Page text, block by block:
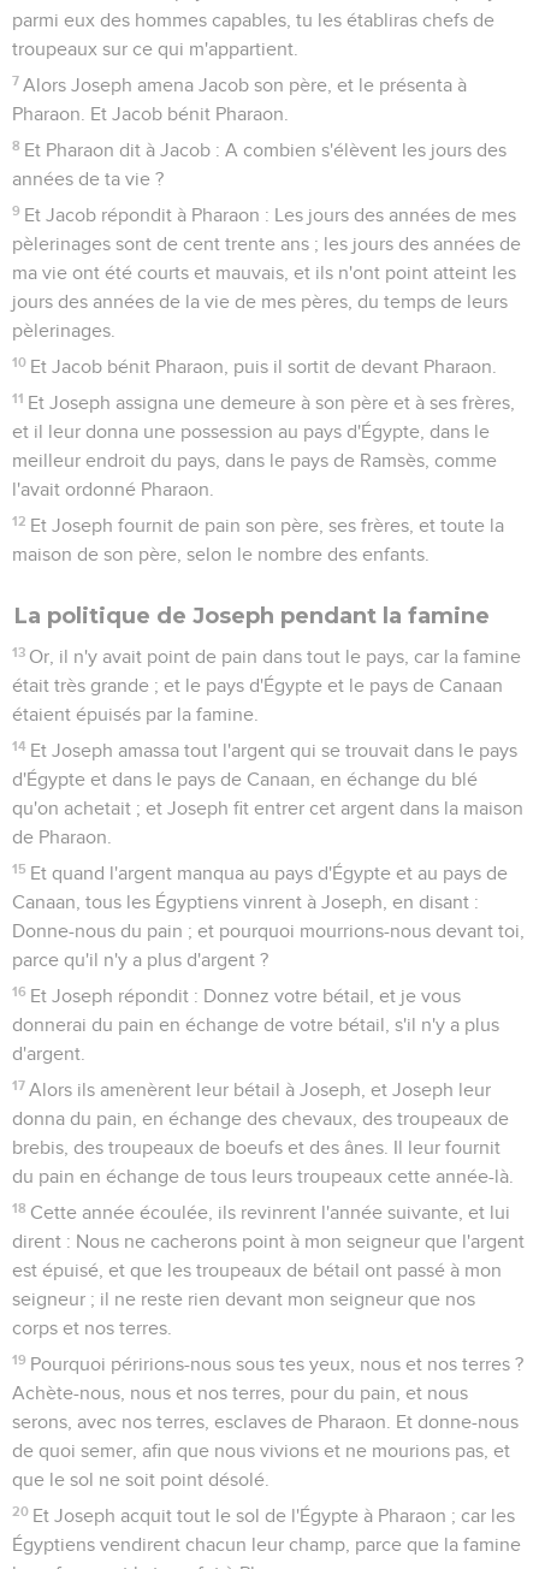
parmi eux des hommes capables, tu les établiras chefs de
troupeaux sur ce qui m'appartient.
7 Alors Joseph amena Jacob son père, et le présenta à
Pharaon. Et Jacob bénit Pharaon.
8 Et Pharaon dit à Jacob : A combien s'élèvent les jours des
années de ta vie ?
9 Et Jacob répondit à Pharaon : Les jours des années de mes
pèlerinages sont de cent trente ans ; les jours des années de
ma vie ont été courts et mauvais, et ils n'ont point atteint les
jours des années de la vie de mes pères, du temps de leurs
pèlerinages.
10 Et Jacob bénit Pharaon, puis il sortit de devant Pharaon.
11 Et Joseph assigna une demeure à son père et à ses frères,
et il leur donna une possession au pays d'Égypte, dans le
meilleur endroit du pays, dans le pays de Ramsès, comme
l'avait ordonné Pharaon.
12 Et Joseph fournit de pain son père, ses frères, et toute la
maison de son père, selon le nombre des enfants.
La politique de Joseph pendant la famine
13 Or, il n'y avait point de pain dans tout le pays, car la famine
était très grande ; et le pays d'Égypte et le pays de Canaan
étaient épuisés par la famine.
14 Et Joseph amassa tout l'argent qui se trouvait dans le pays
d'Égypte et dans le pays de Canaan, en échange du blé
qu'on achetait ; et Joseph fit entrer cet argent dans la maison
de Pharaon.
15 Et quand l'argent manqua au pays d'Égypte et au pays de
Canaan, tous les Égyptiens vinrent à Joseph, en disant :
Donne-nous du pain ; et pourquoi mourrions-nous devant toi,
parce qu'il n'y a plus d'argent ?
16 Et Joseph répondit : Donnez votre bétail, et je vous
donnerai du pain en échange de votre bétail, s'il n'y a plus
d'argent.
17 Alors ils amenèrent leur bétail à Joseph, et Joseph leur
donna du pain, en échange des chevaux, des troupeaux de
brebis, des troupeaux de boeufs et des ânes. Il leur fournit
du pain en échange de tous leurs troupeaux cette année-là.
18 Cette année écoulée, ils revinrent l'année suivante, et lui
dirent : Nous ne cacherons point à mon seigneur que l'argent
est épuisé, et que les troupeaux de bétail ont passé à mon
seigneur ; il ne reste rien devant mon seigneur que nos
corps et nos terres.
19 Pourquoi péririons-nous sous tes yeux, nous et nos terres ?
Achète-nous, nous et nos terres, pour du pain, et nous
serons, avec nos terres, esclaves de Pharaon. Et donne-nous
de quoi semer, afin que nous vivions et ne mourions pas, et
que le sol ne soit point désolé.
20 Et Joseph acquit tout le sol de l'Égypte à Pharaon ; car les
Égyptiens vendirent chacun leur champ, parce que la famine